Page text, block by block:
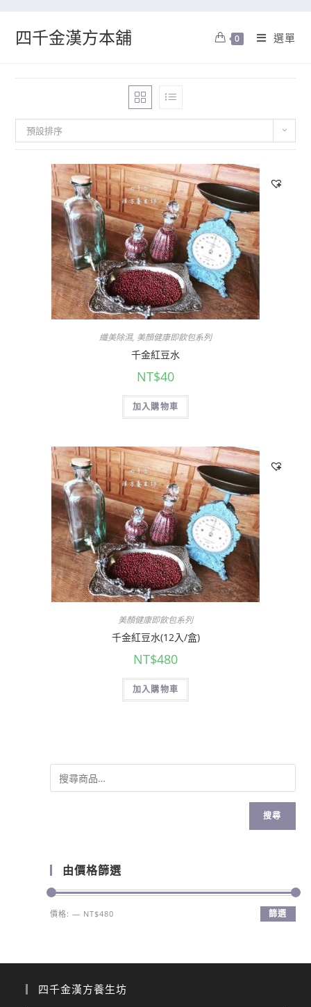
四千金漢方本舖 0 選單
預設排序
纖美除濕, 美顏健康即飲包系列
千金紅豆水
NT$40
加入購物車
美顏健康即飲包系列
千金紅豆水(12入/盒)
NT$480
加入購物車
搜尋
由價格篩選
篩選
價格:— NT$480
四千金漢方養生坊